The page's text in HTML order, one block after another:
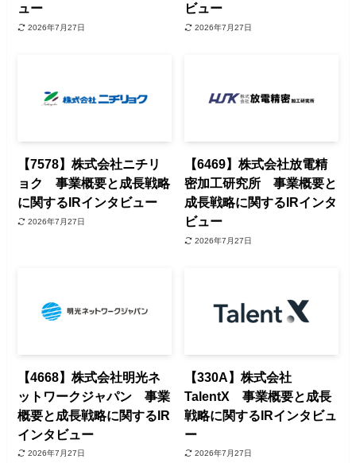
ュー
2026年7月27日
ビュー
2026年7月27日
【7578】株式会社ニチリ
ョク 事業概要と成長戦略
に関するIRインタビュー
2026年7月27日
【6469】株式会社放電精
密加工研究所 事業概要と
成長戦略に関するIRインタ
ビュー
2026年7月27日
【4668】株式会社明光ネ
ットワークジャパン 事業
概要と成長戦略に関するIR
インタビュー
2026年7月27日
【330A】株式会社
TalentX 事業概要と成長
戦略に関するIRインタビュ
ー
2026年7月27日